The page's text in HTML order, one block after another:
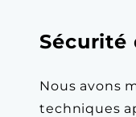
Sécurité
Nous avons
techniques